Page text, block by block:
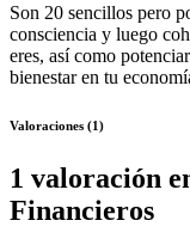
Son 20 sencillos pero
consciencia y luego
eres, así como
bienestar en tu
Valoraciones (1)
1 valoración
Financieros